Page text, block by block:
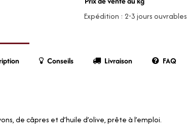
Expédition : 2-3 jours ouvrables
Conseils Livraison FAQ
de câpres et d’huile d’olive, prête à l’emploi.